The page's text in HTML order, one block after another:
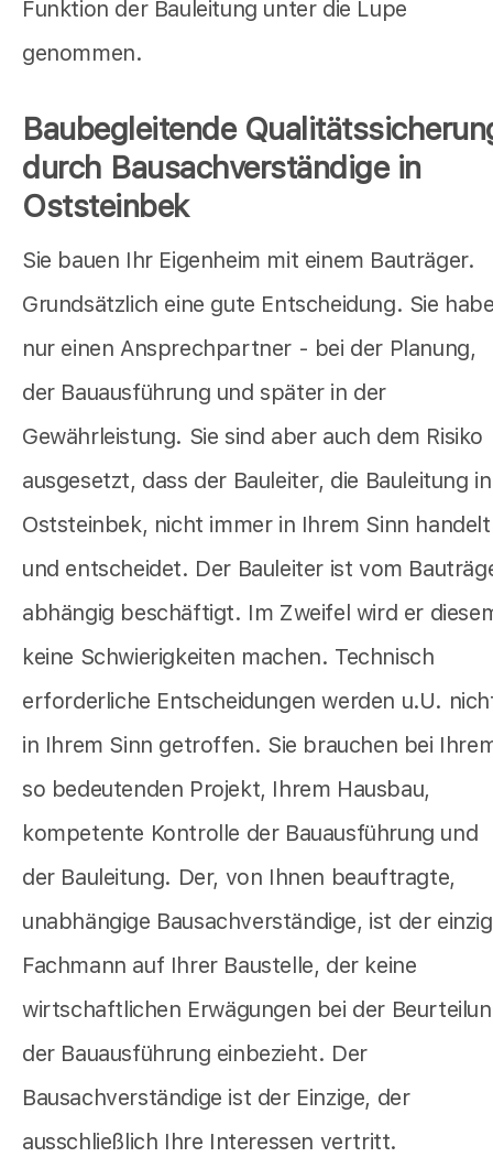
Funktion der Bauleitung unter die Lupe
genommen.
Baubegleitende
durch Bausachverständige in
Oststeinbek
Sie bauen Ihr Eigenheim mit einem Bauträger.
Grundsätzlich eine gute Entscheidung. Sie
nur einen Ansprechpartner - bei der Planung,
der Bauausführung und später in der
Gewährleistung. Sie sind aber auch dem Risiko
ausgesetzt, dass der Bauleiter, die Bauleitung in
Oststeinbek, nicht immer in Ihrem Sinn handelt
und entscheidet. Der Bauleiter ist vom
abhängig beschäftigt. Im Zweifel wird er
keine Schwierigkeiten machen. Technisch
erforderliche Entscheidungen werden u.U.
in Ihrem Sinn getroffen. Sie brauchen bei
so bedeutenden Projekt, Ihrem Hausbau,
kompetente Kontrolle der Bauausführung und
der Bauleitung. Der, von Ihnen beauftragte,
unabhängige Bausachverständige, ist der
Fachmann auf Ihrer Baustelle, der keine
wirtschaftlichen Erwägungen bei der
der Bauausführung einbezieht. Der
Bausachverständige ist der Einzige, der
ausschließlich Ihre Interessen vertritt.